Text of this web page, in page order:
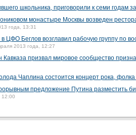
школьника, приговорили к семи годам
монастыре Москвы возведен
года, 13:31
ЦФО Беглов возглавил рабочую группу по
2013 года, 12:27
Кавказа призвал мировое сообщество
Чаплина состоится концерт рока,
предложение Путина разместить
12:00